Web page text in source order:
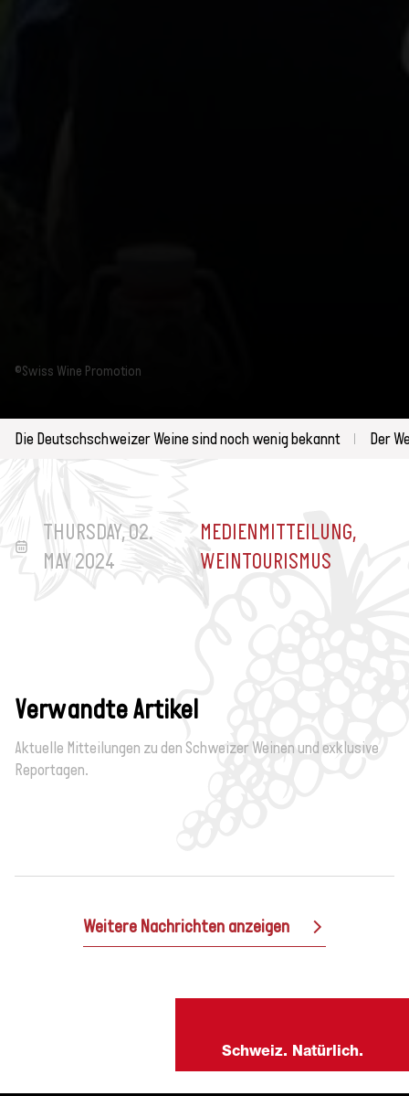
©Swiss Wine Promotion
Die Deutschschweizer Weine sind noch wenig bekannt Der
THURSDAY, 02.
MAY 2024
MEDIENMITTEILUNG,
WEINTOURISMUS
Verwandte Artikel
Aktuelle Mitteilungen zu den Schweizer Weinen und exklusive
Reportagen.
Weitere Nachrichten anzeigen
Schweiz. Natürlich.